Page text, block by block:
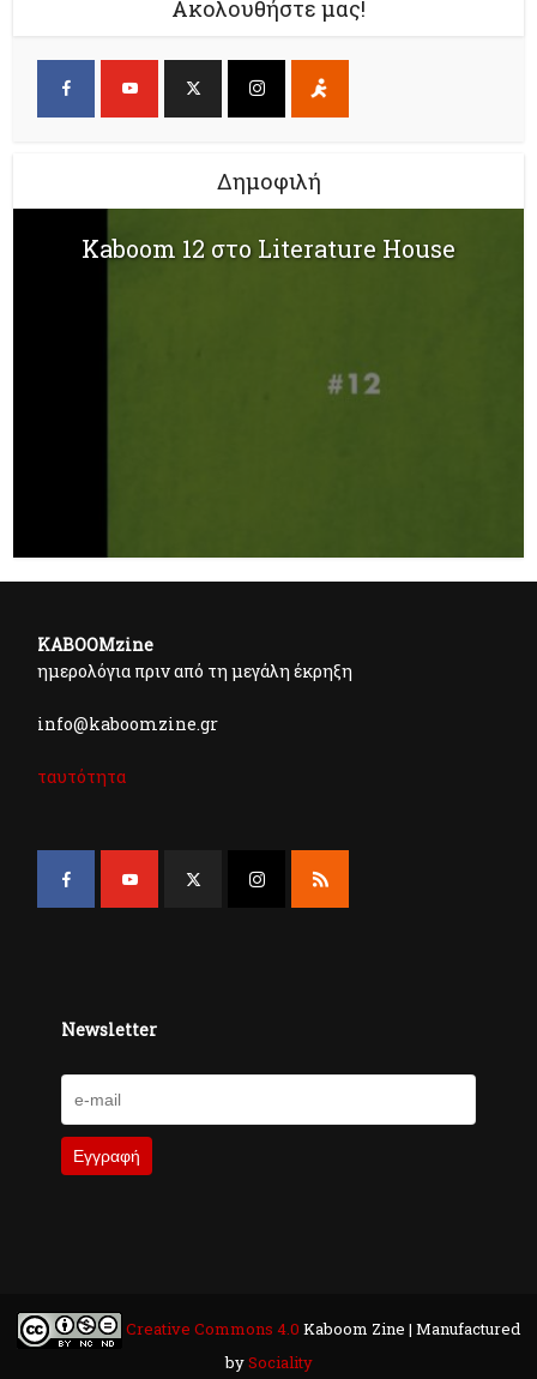
Ακολουθήστε μας!
Δημοφιλή
Kaboom 12 στο Literature House
KABOOMzine
ημερολόγια πριν από τη μεγάλη έκρηξη
info@kaboomzine.gr
ταυτότητα
Newsletter
Creative Commons 4.0 Kaboom Zine | Manufactured
bySociality